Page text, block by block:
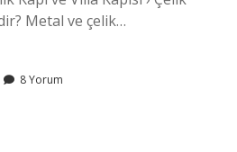
Metal ve çelik…
8 Yorum